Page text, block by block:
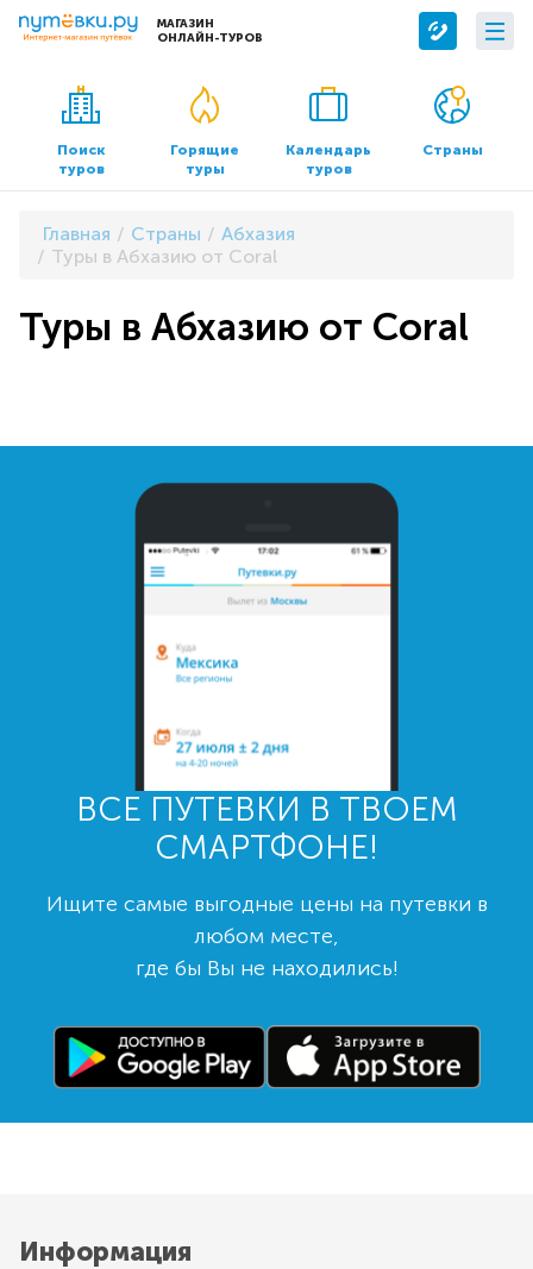
МАГАЗИН
ОНЛАЙН-ТУРОВ
Сервисы
Бронирование отелей
Трансфер
О компании
О нас
Контакты
Документы и реквизиты
Поиск
туров
Горящие
туры
Календарь
туров
Страны
Главная Страны
Абхазия
Туры в Абхазию от Coral
Туры в Абхазию от Coral
ВСЕ ПУТЕВКИ В ТВОЕМ
СМАРТФОНЕ!
Ищите самые выгодные цены на путевки в
любом месте,
где бы Вы не находились!
Информация